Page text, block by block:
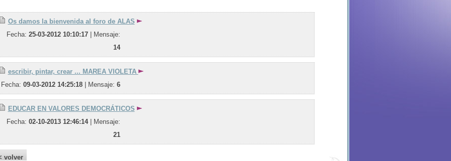
Os damos la bienvenida al foro de ALAS
Fecha: 25-03-2012 10:10:17| Mensaje:
14
escribir, pintar, crear ... MAREA VIOLETA
Fecha: 09-03-2012 14:25:18| Mensaje: 6
EDUCAR EN VALORES DEMOCRÁTICOS
Fecha: 02-10-2013 12:46:14| Mensaje:
21
volver